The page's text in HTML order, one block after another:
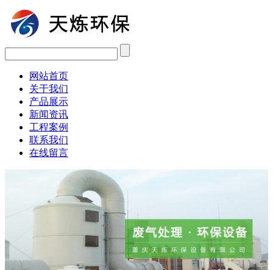
网站首页
关于我们
产品展示
新闻资讯
工程案例
联系我们
在线留言